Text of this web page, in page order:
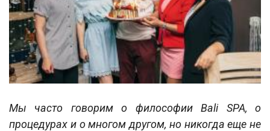
Мы часто говорим о философии Bali SPA, о
процедурах и о многом другом, но никогда еще не